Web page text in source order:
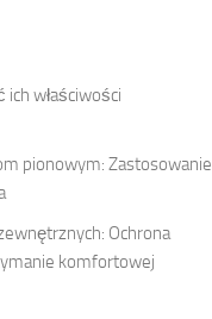
ich właściwości
pionowym: Zastosowanie
Ochrona
komfortowej